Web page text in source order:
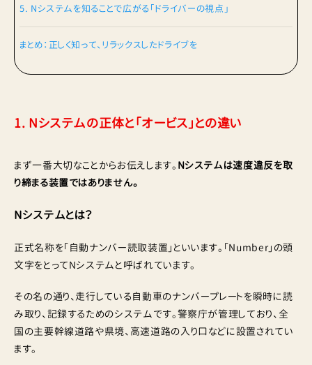
5. Nシステムを知ることで広がる「ドライバーの視点」
まとめ：正しく知って、リラックスしたドライブを
1. Nシステムの正体と「オービス」との違い
まず一番大切なことからお伝えします。 Nシステムは速度違反を取
り締まる装置ではありません。
Nシステムとは？
正式名称を「自動ナンバー読取装置」といいます。「Number」の頭
文字をとってNシステムと呼ばれています。
その名の通り、走行している自動車のナンバープレートを瞬時に読
み取り、記録するためのシステムです。警察庁が管理しており、全
国の主要幹線道路や県境、高速道路の入り口などに設置されてい
ます。